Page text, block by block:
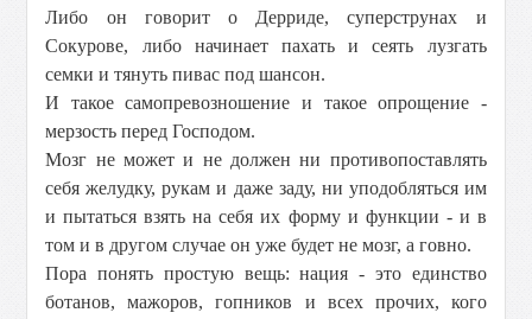
Либо он говорит о Дерриде, суперструнах и
Сокурове, либо начинает пахать и сеять лузгать
семки и тянуть пивас под шансон.
И такое самопревозношение и такое опрощение -
мерзость перед Господом.
Мозг не может и не должен ни противопоставлять
себя желудку, рукам и даже заду, ни уподобляться им
и пытаться взять на себя их форму и функции - и в
том и в другом случае он уже будет не мозг, а говно.
Пора понять простую вещь: нация - это единство
ботанов, мажоров, гопников и всех прочих, кого